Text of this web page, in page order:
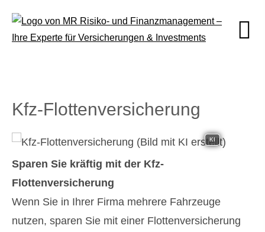
Kfz-Flottenversicherung
KI
Sparen Sie kräftig mit der Kfz-
Flottenversicherung
Wenn Sie in Ihrer Firma mehrere Fahrzeuge
nutzen, sparen Sie mit einer Flottenversicherung